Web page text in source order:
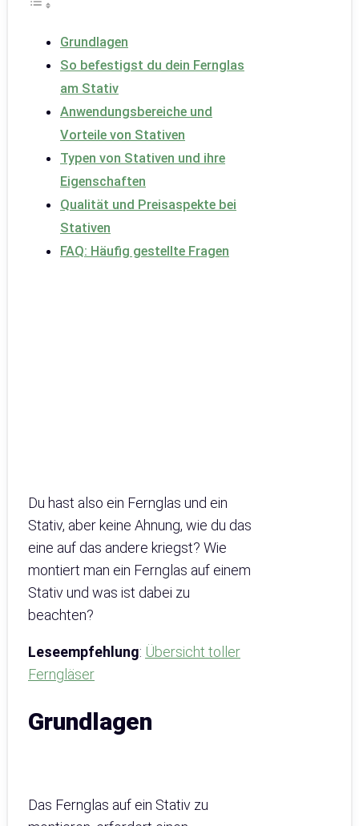
Grundlagen
So befestigst du dein Fernglas
am Stativ
Anwendungsbereiche und
Vorteile von Stativen
Typen von Stativen und ihre
Eigenschaften
Qualität und Preisaspekte bei
Stativen
FAQ: Häufig gestellte Fragen
Du hast also ein Fernglas und ein
Stativ, aber keine Ahnung, wie du das
eine auf das andere kriegst? Wie
montiert man ein Fernglas auf einem
Stativ und was ist dabei zu
beachten?
Leseempfehlung: Übersicht toller
Ferngläser
Grundlagen
Das Fernglas auf ein Stativ zu